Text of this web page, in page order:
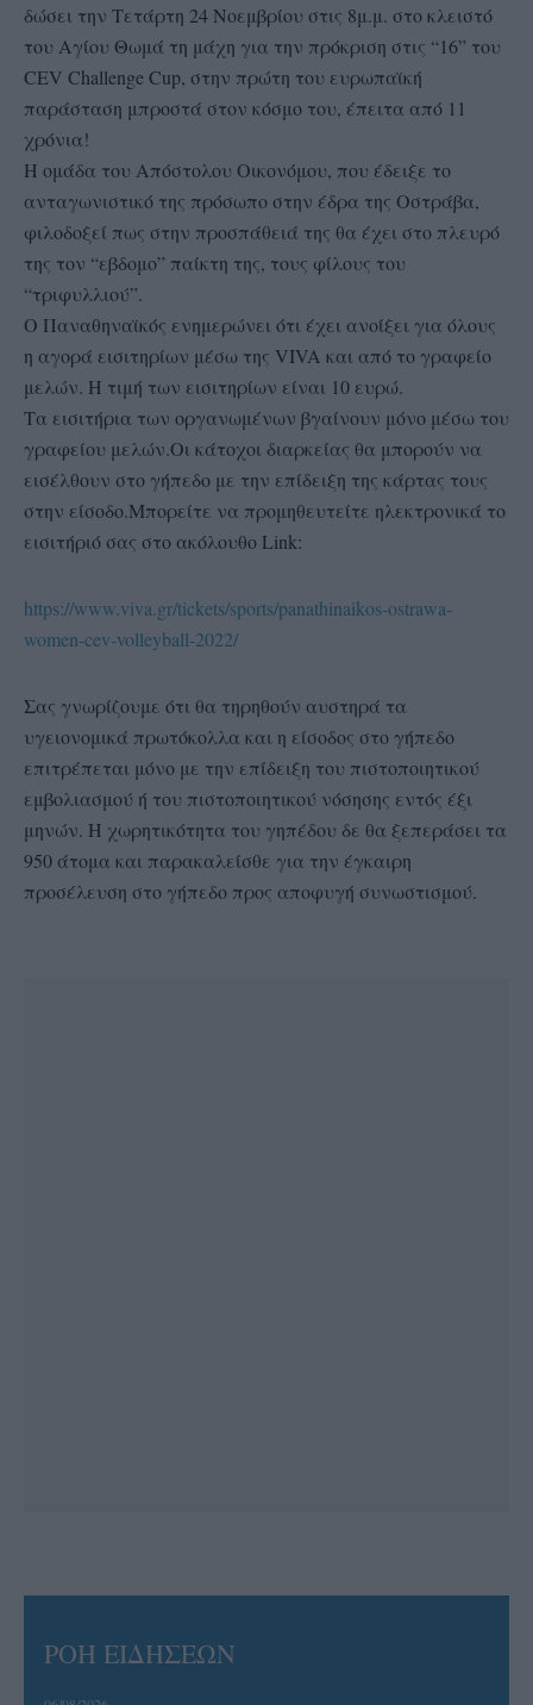
δώσει την Τετάρτη 24 Νοεμβρίου στις 8μ.μ. στο κλειστό
του Αγίου Θωμά τη μάχη για την πρόκριση στις “16” του
CEV Challenge Cup, στην πρώτη του ευρωπαϊκή
παράσταση μπροστά στον κόσμο του, έπειτα από 11
χρόνια!
Η ομάδα του Απόστολου Οικονόμου, που έδειξε το
ανταγωνιστικό της πρόσωπο στην έδρα της Οστράβα,
φιλοδοξεί πως στην προσπάθειά της θα έχει στο πλευρό
της τον “εβδομο” παίκτη της, τους φίλους του
“τριφυλλιού”.
Ο Παναθηναϊκός ενημερώνει ότι έχει ανοίξει για όλους
η αγορά εισιτηρίων μέσω της VIVA και από το γραφείο
μελών. Η τιμή των εισιτηρίων είναι 10 ευρώ.
Τα εισιτήρια των οργανωμένων βγαίνουν μόνο μέσω του
γραφείου μελών.Οι κάτοχοι διαρκείας θα μπορούν να
εισέλθουν στο γήπεδο με την επίδειξη της κάρτας τους
στην είσοδο.Μπορείτε να προμηθευτείτε ηλεκτρονικά το
εισιτήριό σας στο ακόλουθο Link:
https://www.viva.gr/tickets/sports/panathinaikos-ostrawa-
women-cev-volleyball-2022/
Σας γνωρίζουμε ότι θα τηρηθούν αυστηρά τα
υγειονομικά πρωτόκολλα και η είσοδος στο γήπεδο
επιτρέπεται μόνο με την επίδειξη του πιστοποιητικού
εμβολιασμού ή του πιστοποιητικού νόσησης εντός έξι
μηνών. Η χωρητικότητα του γηπέδου δε θα ξεπεράσει τα
950 άτομα και παρακαλείσθε για την έγκαιρη
προσέλευση στο γήπεδο προς αποφυγή συνωστισμού.
ΡΟΗ ΕΙΔΗΣΕΩΝ